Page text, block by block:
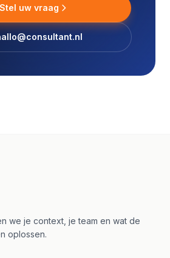
Stel uw vraag
we je context, je team en wat de
oplossen.